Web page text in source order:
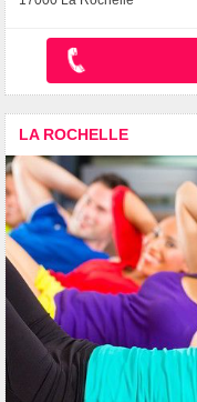
LA ROCHELLE